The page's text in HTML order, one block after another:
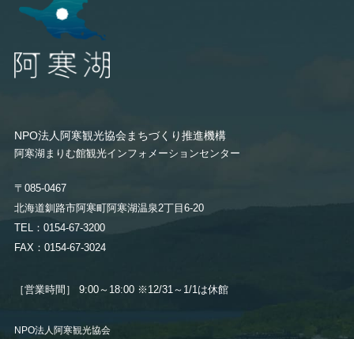
NPO法人阿寒観光協会まちづくり推進機構
阿寒湖まりむ館観光インフォメーションセンター
〒085-0467
北海道釧路市阿寒町阿寒湖温泉2丁目6-20
TEL：0154-67-3200
FAX：0154-67-3024
［営業時間］ 9:00～18:00 ※12/31～1/1は休館
NPO法人阿寒観光協会